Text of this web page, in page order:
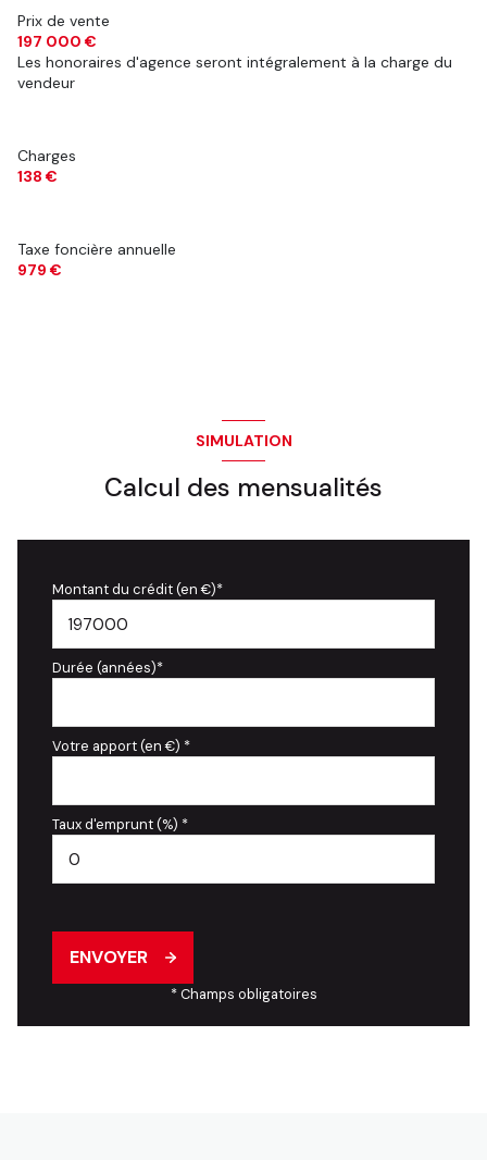
Prix de vente
197 000 €
Les honoraires d'agence seront intégralement à la charge du
vendeur
Charges
138 €
Taxe foncière annuelle
979 €
SIMULATION
Calcul des mensualités
Montant du crédit (en €)*
Durée (années)*
Votre apport (en €) *
Taux d'emprunt (%) *
ENVOYER
* Champs obligatoires